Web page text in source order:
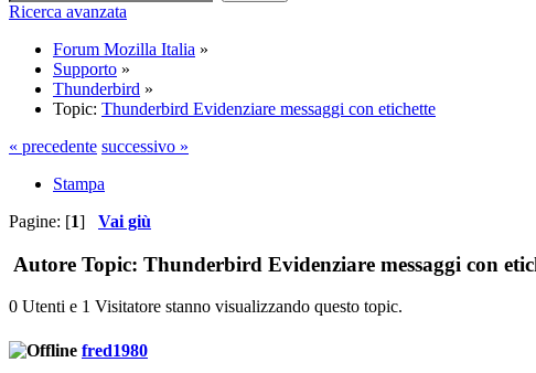
Ricerca avanzata
Forum Mozilla Italia »
Supporto »
Thunderbird »
Topic: Thunderbird Evidenziare messaggi con etichette
« precedente successivo »
Stampa
Pagine: [1] Vai giù
Autore Topic: Thunderbird Evidenziare messaggi con
0 Utenti e 1 Visitatore stanno visualizzando questo topic.
fred1980